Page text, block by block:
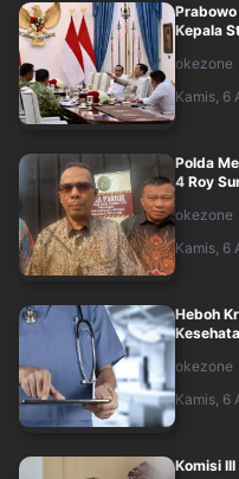
Prabowo
Kepala
okezone
Kamis, 6
Polda
4 Roy
okezone
Kamis, 6
Heboh
okezone
Kamis, 6
Komisi